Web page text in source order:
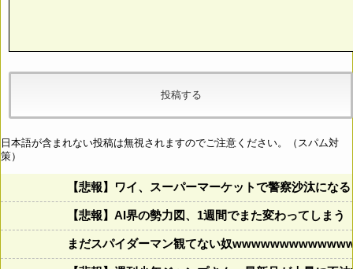
日本語が含まれない投稿は無視されますのでご注意ください。（スパム対
策）
【悲報】ワイ、スーパーマーケットで警察沙汰にな
【悲報】AI界の勢力図、1週間でまた変わってしまう
まだスパイダーマン観てない奴